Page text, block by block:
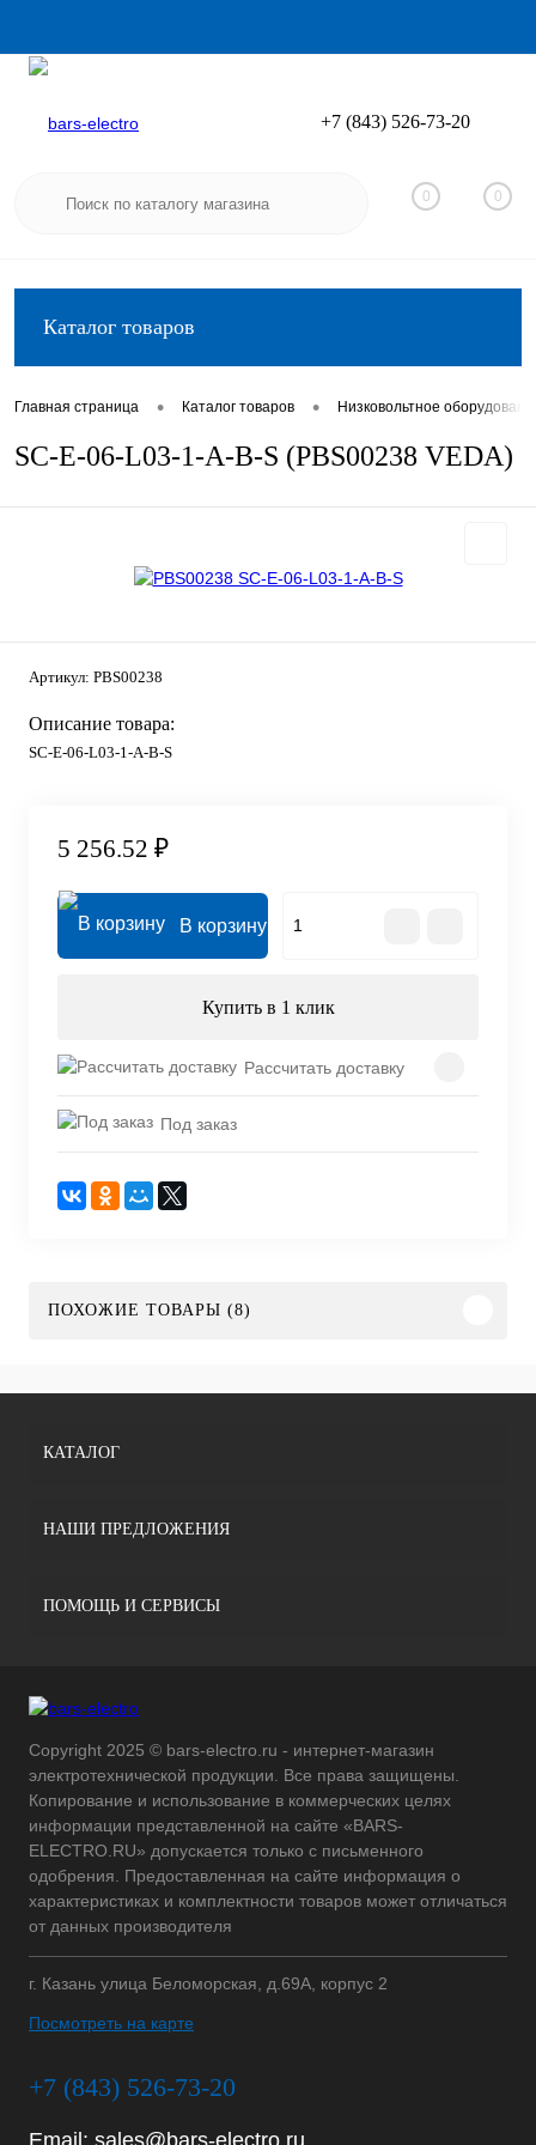
Вход
+7 (843) 526-73-20
0 0
Каталог товаров
Главная страница • Каталог товаров • Низковольтное
SC-E-06-L03-1-A-B-S (PBS00238 VEDA)
Артикул: PBS00238
Описание товара:
SC-E-06-L03-1-A-B-S
5 256.52 ₽
В корзину
Купить в 1 клик
Рассчитать доставку
Под заказ
ПОХОЖИЕ ТОВАРЫ (8)
КАТАЛОГ
НАШИ ПРЕДЛОЖЕНИЯ
ПОМОЩЬ И СЕРВИСЫ
Copyright 2025 © bars-electro.ru - интернет-магазин
электротехнической продукции. Все права защищены.
Копирование и использование в коммерческих целях
информации представленной на сайте «BARS-
ELECTRO.RU» допускается только с письменного
одобрения. Предоставленная на сайте информация о
характеристиках и комплектности товаров может отличаться
от данных производителя
г. Казань улица Беломорская, д.69А, корпус 2
Посмотреть на карте
+7 (843) 526-73-20
Email: sales@bars-electro.ru